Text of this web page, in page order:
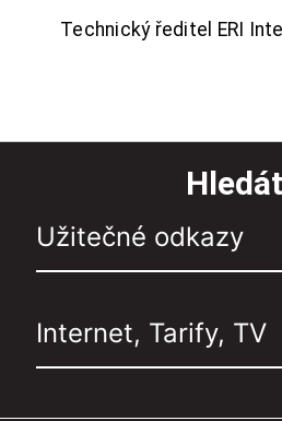
Technický ředitel ERI
Užitečné odkazy
Internet, Tarify, TV